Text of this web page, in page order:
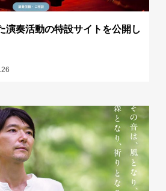
演奏活動の特設サイトを公開し